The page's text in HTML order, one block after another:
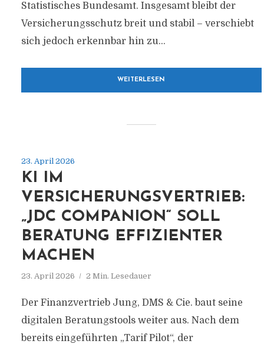
Statistisches Bundesamt. Insgesamt bleibt der
Versicherungsschutz breit und stabil – verschiebt
sich jedoch erkennbar hin zu...
WEITERLESEN
23. April 2026
KI IM
VERSICHERUNGSVERTRIEB:
„JDC COMPANION“ SOLL
BERATUNG EFFIZIENTER
MACHEN
23. April 2026 2 Min. Lesedauer
Der Finanzvertrieb Jung, DMS & Cie. baut seine
digitalen Beratungstools weiter aus. Nach dem
bereits eingeführten „Tarif Pilot“, der